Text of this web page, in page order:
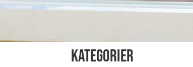
KATEGORIER